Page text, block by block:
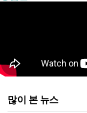
많이 본 뉴스